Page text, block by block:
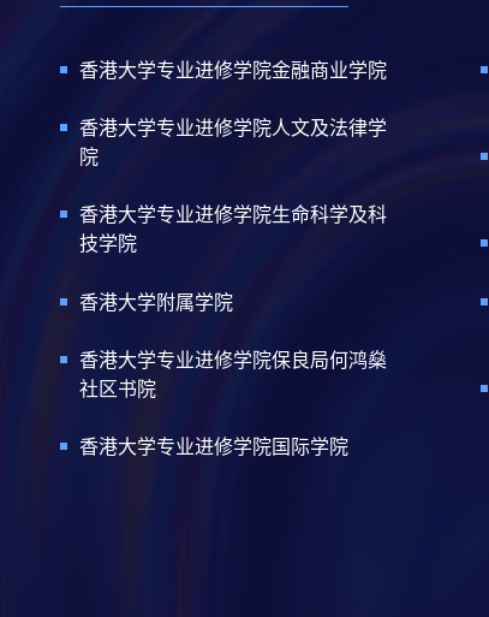
香港大学专业进修学院金融商业学院
香港大学专业进修学院人文及法律学
院
香港大学专业进修学院生命科学及科
技学院
香港大学附属学院
香港大学专业进修学院保良局何鸿燊
社区书院
香港大学专业进修学院国际学院